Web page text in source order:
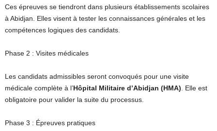
Ces épreuves se tiendront dans plusieurs établissements scolaires
à Abidjan. Elles visent à tester les connaissances générales et les
compétences logiques des candidats.
Phase 2 : Visites médicales
Les candidats admissibles seront convoqués pour une visite
médicale complète à l’Hôpital Militaire d’Abidjan (HMA). Elle est
obligatoire pour valider la suite du processus.
Phase 3 : Épreuves pratiques